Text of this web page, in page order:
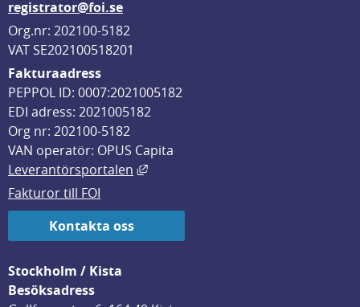
registrator@foi.se
Org.nr: 202100-5182
VAT SE202100518201
Fakturaadress
PEPPOL ID: 0007:2021005182
EDI adress: 2021005182
Org nr: 202100-5182
VAN operatör: OPUS Capita
Leverantörsportalen
Länk till annan webbplats, öppnas
Fakturor till FOI
Kontakta oss
Stockholm / Kista
Besöksadress